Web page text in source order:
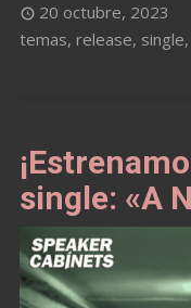
20 octubre, 2023
temas, release, single,
single: «A